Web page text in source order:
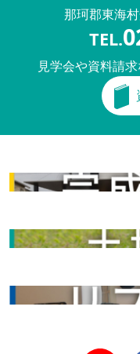
那珂郡東海
TEL.
見学会や資料請
完成見学会
土地情報